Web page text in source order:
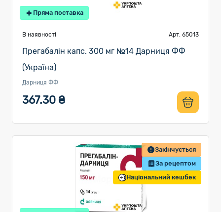
Пряма поставка
В наявності Арт. 65013
Прегабалін капс. 300 мг №14 Дарниця ФФ
(Україна)
Дарниця ФФ
367.30 ₴
Закінчується
За рецептом
Національний кешбек